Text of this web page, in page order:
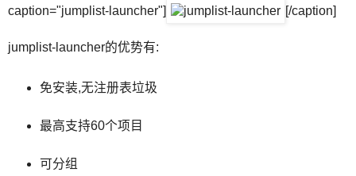
caption="jumplist-launcher"]
[/caption]
jumplist-launcher的优势有:
免安装,无注册表垃圾
最高支持60个项目
可分组